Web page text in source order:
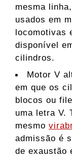
mesma
usados ​​em
locomotivas
disponível
cilindros.
Motor V
em que os
blocos ou
uma letra V.
mesmo
admissão é
de exaustão